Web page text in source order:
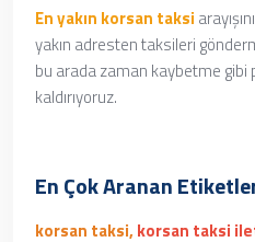
En yakın korsan taksi
yakın adresten taksileri
bu arada zaman kaybetme
kaldırıyoruz.
En Çok Aranan
korsan taksi, korsan taksi